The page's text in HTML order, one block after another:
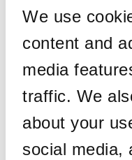
We use
content and
media
traffic. We
about your
social media,
Recent posts
L’importanza della
TEAC
Conservare il passato
Categoria 3
Search